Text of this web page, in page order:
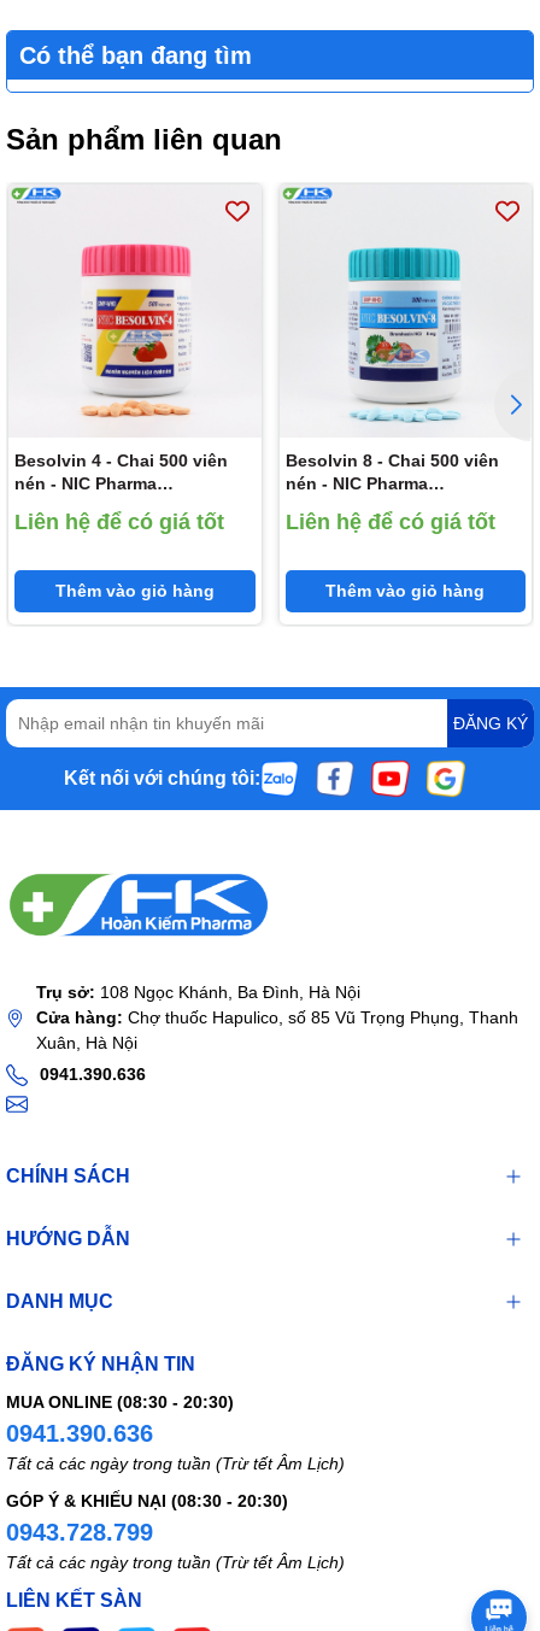
Có thể bạn đang tìm
Sản phẩm liên quan
Besolvin 4 - Chai 500 viên
nén - NIC Pharma
Liên hệ để có giá tốt
Thêm vào giỏ hàng
Besolvin 8 - Chai 500 viên
nén - NIC Pharma
Liên hệ để có giá tốt
Thêm vào giỏ hàng
ĐĂNG KÝ
Kết nối với chúng tôi:
Trụ sở: 108 Ngọc Khánh, Ba Đình, Hà Nội
Cửa hàng: Chợ thuốc Hapulico, số 85 Vũ Trọng Phụng, Thanh
Xuân, Hà Nội
0941.390.636
CHÍNH SÁCH
HƯỚNG DẪN
DANH MỤC
ĐĂNG KÝ NHẬN TIN
MUA ONLINE (08:30 - 20:30)
0941.390.636
Tất cả các ngày trong tuần (Trừ tết Âm Lịch)
GÓP Ý & KHIẾU NẠI (08:30 - 20:30)
0943.728.799
Tất cả các ngày trong tuần (Trừ tết Âm Lịch)
LIÊN KẾT SÀN